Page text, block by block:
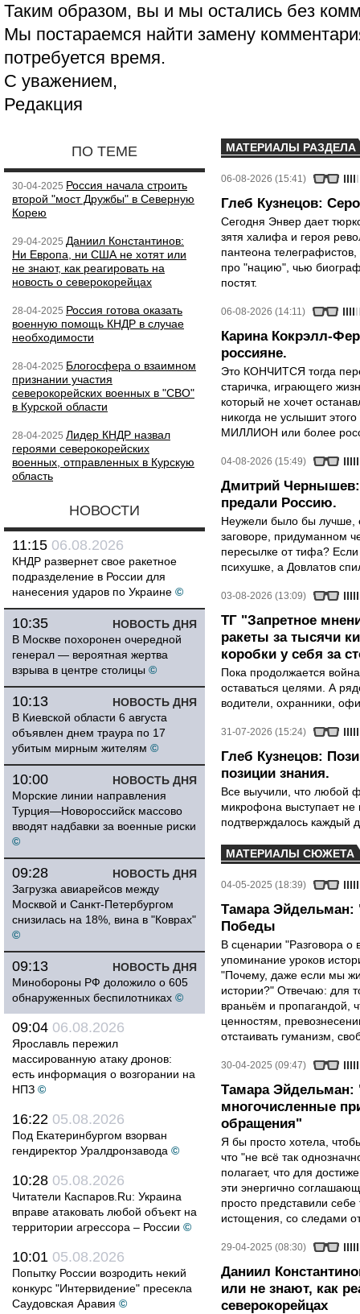
Таким образом, вы и мы остались без
Мы постараемся найти замену
потребуется время.
С уважением,
Редакция
ПО ТЕМЕ
30-04-2025 Россия начала строить
второй "мост Дружбы" в Северную
Корею
29-04-2025 Даниил Константинов:
Ни Европа, ни США не хотят или
не знают, как реагировать на
новость о северокорейцах
28-04-2025 Россия готова оказать
военную помощь КНДР в случае
необходимости
28-04-2025 Блогосфера о взаимном
признании участия
северокорейских военных в "СВО"
в Курской области
28-04-2025 Лидер КНДР назвал
героями северокорейских
военных, отправленных в Курскую
область
НОВОСТИ
11:15 06.08.2026
КНДР развернет свое ракетное
подразделение в России для
нанесения ударов по Украине ©
НОВОСТЬ ДНЯ
10:35
В Москве похоронен очередной
генерал — вероятная жертва
взрыва в центре столицы ©
НОВОСТЬ ДНЯ
10:13
В Киевской области 6 августа
объявлен днем траура по 17
убитым мирным жителям ©
НОВОСТЬ ДНЯ
10:00
Морские линии направления
Турция—Новороссийск массово
вводят надбавки за военные риски
©
НОВОСТЬ ДНЯ
09:28
Загрузка авиарейсов между
Москвой и Санкт-Петербургом
снизилась на 18%, вина в "Коврах"
©
НОВОСТЬ ДНЯ
09:13
Минобороны РФ доложило о 605
обнаруженных беспилотниках ©
09:04 06.08.2026
Ярославль пережил
массированную атаку дронов:
есть информация о возгорании на
НПЗ ©
16:22 05.08.2026
Под Екатеринбургом взорван
гендиректор Уралдронзавода ©
10:28 05.08.2026
Читатели Каспаров.Ru: Украина
вправе атаковать любой объект на
территории агрессора – России ©
10:01 05.08.2026
Попытку России возродить некий
конкурс "Интервидение" пресекла
Саудовская Аравия ©
МАТЕРИАЛЫ РАЗДЕЛА
06-08-2026 (15:41)
Глеб Кузнецов:
Сегодня Энвер дает
зятя халифа и героя
пантеона
про "нацию", чью
постят.
06-08-2026 (14:11)
Карина Кокрэлл-
россияне.
Это КОНЧИТСЯ тогда
старичка, играющего
который не хочет
никогда не услышит
МИЛЛИОН или более
04-08-2026 (15:49)
Дмитрий Чернышев:
предали Россию.
Неужели было бы лучше,
заговоре, придуманном
пересылке от тифа?
психушке, а Довлатов
03-08-2026 (13:09)
ТГ "Запретное
ракеты за тысячи
коробки у себя за
Пока продолжается
оставаться целями. А
водители, охранники,
31-07-2026 (15:24)
Глеб Кузнецов:
позиции знания.
Все выучили, что любой
микрофона выступает не
подтверждалось каждый
МАТЕРИАЛЫ СЮЖЕТА
04-05-2025 (18:39)
Тамара Эйдельман:
Победы
В сценарии "Разговора о
упоминание уроков
"Почему, даже если мы
истории?" Отвечаю: для
враньём и пропагандой,
ценностям,
отстаивать гуманизм,
30-04-2025 (09:47)
Тамара
многочисленные
обращения"
Я бы просто хотела,
что "не всё так
полагает, что для
эти энергично
просто представили
истощения, со следами
29-04-2025 (08:30)
Даниил
или не знают, как
северокорейцах